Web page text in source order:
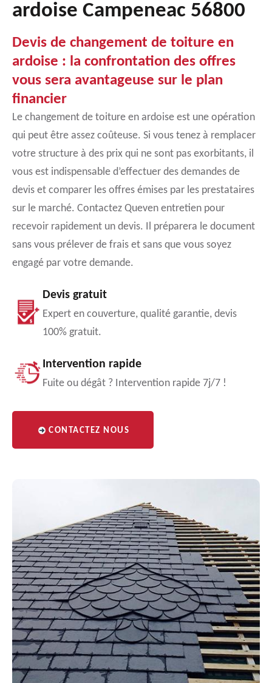
ardoise Campeneac 56800
Devis de changement de toiture en
ardoise : la confrontation des offres
vous sera avantageuse sur le plan
financier
Le changement de toiture en ardoise est une opération
qui peut être assez coûteuse. Si vous tenez à remplacer
votre structure à des prix qui ne sont pas exorbitants, il
vous est indispensable d’effectuer des demandes de
devis et comparer les offres émises par les prestataires
sur le marché. Contactez Queven entretien pour
recevoir rapidement un devis. Il préparera le document
sans vous prélever de frais et sans que vous soyez
engagé par votre demande.
Devis gratuit
Expert en couverture, qualité garantie, devis
100% gratuit.
Intervention rapide
Fuite ou dégât ? Intervention rapide 7j/7 !
CONTACTEZ NOUS